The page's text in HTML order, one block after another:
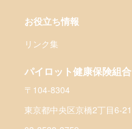
お役立ち情報
リンク集
パイロット健康保険組合
〒104-8304
東京都中央区京橋2丁目6-21